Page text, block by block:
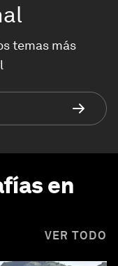
temas más
en
VER TODO